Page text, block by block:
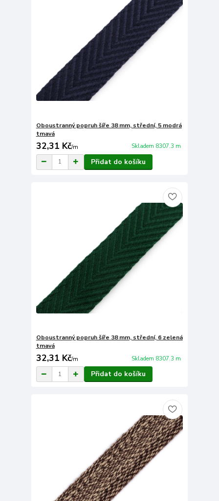
Oboustranný popruh šíře 38 mm, střední, 5 modrá
tmavá
32,31 Kč/m Skladem 8307.3 m
Přidat do košíku
Oboustranný popruh šíře 38 mm, střední, 6 zelená
tmavá
32,31 Kč/m Skladem 8307.3 m
Přidat do košíku